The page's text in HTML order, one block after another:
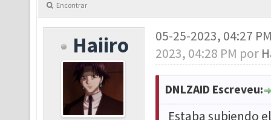
Encontrar
Haiiro
05-25-2023, 04:27
2023, 04:28 PM por
DNLZAID Escreveu:
Estaba subiendo